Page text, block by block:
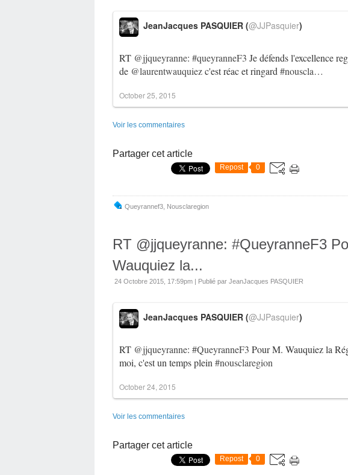
RT @jjqueyranne: #queyranneF3 Je défends l'excellence
de @laurentwauquiezc'est réac et ringard #nouscla…
JeanJacques PASQUIER (@JJPasquier)
October 25, 2015
Voir les commentaires
Partager cet article
Repost 0
Queyrannef3 Nousclaregion
RT @jjqueyranne: #QueyranneF3
Wauquiez la...
24 Octobre 2015, 17:59pm | Publié par JeanJacques PASQUIER
RT @jjqueyranne: #QueyranneF3 Pour M. Wauquiez la
moi, c'est un temps plein #nousclaregion
JeanJacques PASQUIER (@JJPasquier)
October 24, 2015
Voir les commentaires
Partager cet article
Repost 0